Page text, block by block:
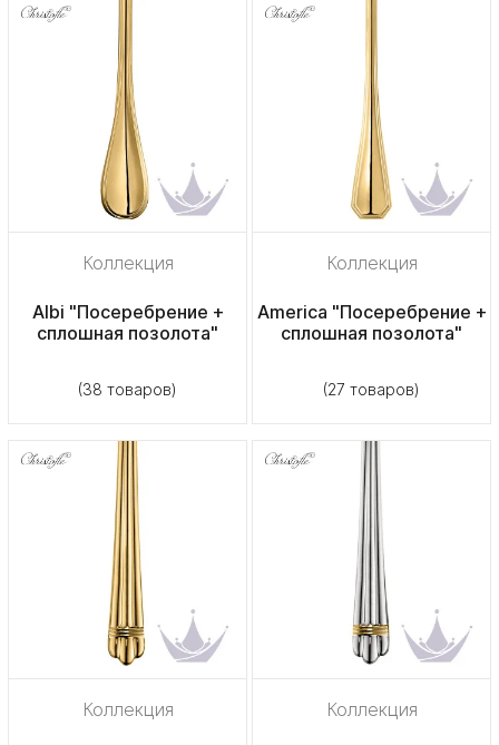
Коллекция
Albi "Посеребрение +
сплошная позолота"
(38 товаров)
Коллекция
America "Посеребрение +
сплошная позолота"
(27 товаров)
Коллекция Коллекция